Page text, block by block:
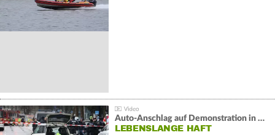
Auto-Anschlag auf Demonstration in München:
LEBENSLANGE HAFT